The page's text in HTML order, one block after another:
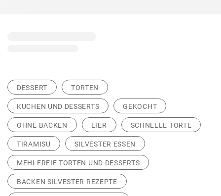
DESSERT TORTEN
KUCHEN UND DESSERTS GEKOCHT
OHNE BACKEN EIER SCHNELLE TORTE
TIRAMISU SILVESTER ESSEN
MEHLFREIE TORTEN UND DESSERTS
BACKEN SILVESTER REZEPTE